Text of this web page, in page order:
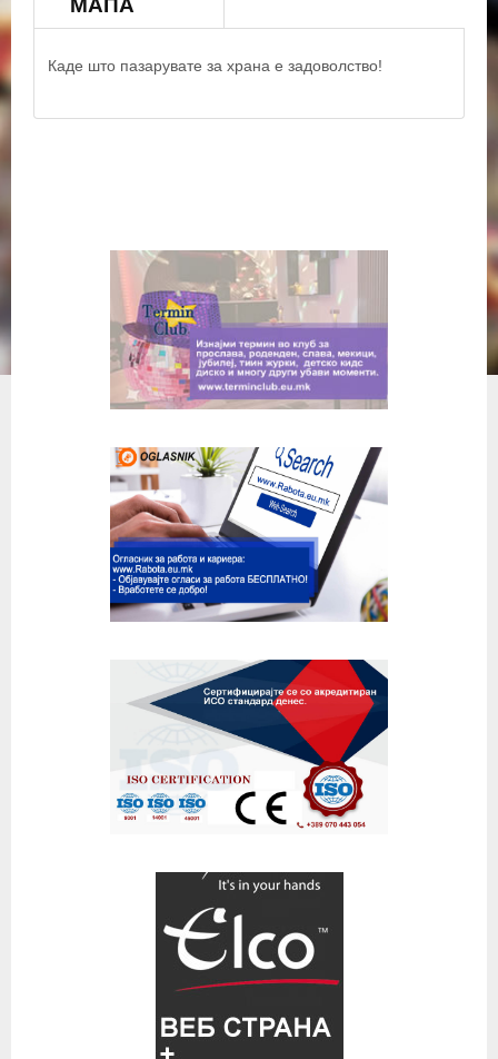
МАПА
Каде што пазарувате за храна е задоволство!
© OpenStreetMap contributors